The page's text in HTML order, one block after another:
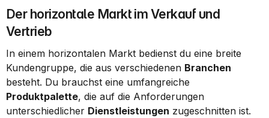
Der horizontale Markt im Verkauf und
Vertrieb
In einem horizontalen Markt bedienst du eine breite
Kundengruppe, die aus verschiedenen Branchen
Produktpalette, die auf die Anforderungen
unterschiedlicher Dienstleistungen zugeschnitten ist.